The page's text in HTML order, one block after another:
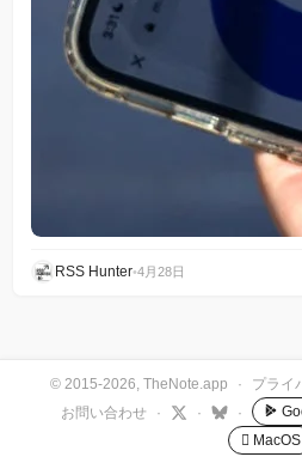
RSS Hunter•4月28日
© 2015-2026, TheNote.app · プライ
お問い合わせ
· · ·
 MacOS